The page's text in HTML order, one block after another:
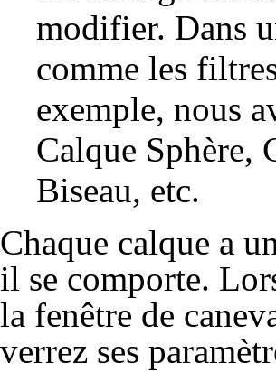
modifier. Dans
comme les
exemple, nous
Calque Sphère,
Biseau, etc.
Chaque calque a
il se comporte.
la fenêtre de
verrez ses